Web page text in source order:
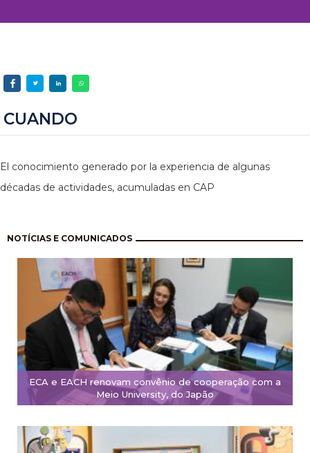
CUANDO
El conocimiento generado por la experiencia de algunas
décadas de actividades, acumuladas en CAP
NOTÍCIAS E COMUNICADOS
ECA e EACH renovam convênio de cooperação com a
Meio University, do Japão
Paginación